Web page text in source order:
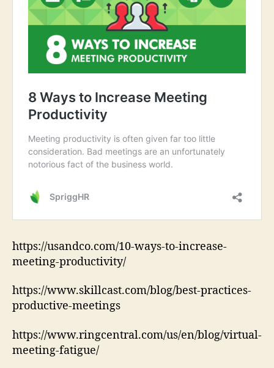
https://usandco.com/10-ways-to-increase-
meeting-productivity/
https://www.skillcast.com/blog/best-practices-
productive-meetings
https://www.ringcentral.com/us/en/blog/virtual-
meeting-fatigue/